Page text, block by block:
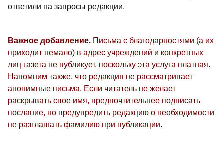
ответили на запросы редакции.
Важное добавление. Письма с благодарностями (а их
приходит немало) в адрес учреждений и конкретных
лиц газета не публикует, поскольку эта услуга платная.
Напомним также, что редакция не рассматривает
анонимные письма. Если читатель не желает
раскрывать свое имя, предпочтительнее подписать
послание, но предупредить редакцию о необходимости
не разглашать фамилию при публикации.